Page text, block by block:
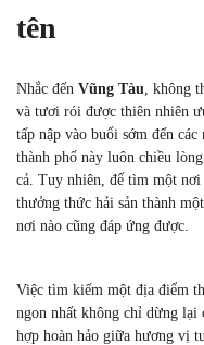
tên
Nhắc đến Vũng Tàu, không
và tươi rói được thiên nhiên
tấp nập vào buổi sớm đến
thành phố này luôn chiều
cả. Tuy nhiên, để tìm một
thưởng thức hải sản thành
nơi nào cũng đáp ứng được.
Việc tìm kiếm một địa điểm
ngon nhất không chỉ dừng
hợp hoàn hảo giữa hương vị